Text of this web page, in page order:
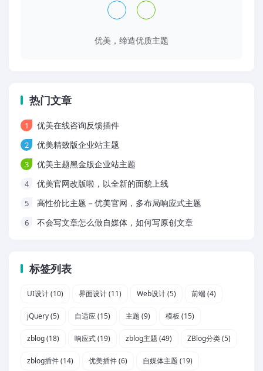
优美，缔造优质主题
热门文章
1 优美在线咨询反馈插件
2 优美精致版企业站主题
3 优美主题黑金版企业站主题
4 优美官网改版啦，以全新的面貌上线
5 高性价比主题－优美官网，多布局响应式主题
6 不会写文章怎么做自媒体，如何写原创文章
标签列表
UI设计(10) 界面设计(11) Web设计(5) 前端(4)
jQuery(5) 自适应(15) 主题 (9) 模板 (15)
zblog(18) 响应式(19) zblog主题 (49) ZBlog分类(5)
zblog插件(14) 优美插件(6) 自媒体主题 (19)